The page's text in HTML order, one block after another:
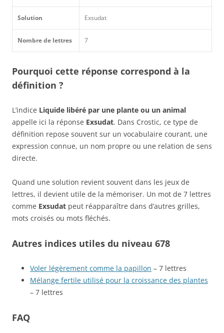
Solution Exsudat
Nombre de lettres 7
Pourquoi cette réponse correspond à la
définition ?
L’indice Liquide libéré par une plante ou un animal
appelle ici la réponse Exsudat. Dans Crostic, ce type de
définition repose souvent sur un vocabulaire courant, une
expression connue, un nom propre ou une relation de sens
directe.
Quand une solution revient souvent dans les jeux de
lettres, il devient utile de la mémoriser. Un mot de 7 lettres
comme Exsudat peut réapparaître dans d’autres grilles,
mots croisés ou mots fléchés.
Autres indices utiles du niveau 678
Voler légèrement comme la papillon – 7 lettres
Mélange fertile utilisé pour la croissance des plantes
– 7 lettres
FAQ